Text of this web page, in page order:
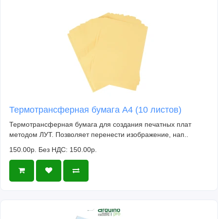
Термотрансферная бумага А4 (10 листов)
Термотрансферная бумага для создания печатных плат
методом ЛУТ. Позволяет перенести изображение, нап..
150.00р. Без НДС: 150.00р.